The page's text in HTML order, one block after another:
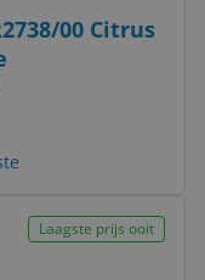
00 Citrus
Laagste prijs ooit